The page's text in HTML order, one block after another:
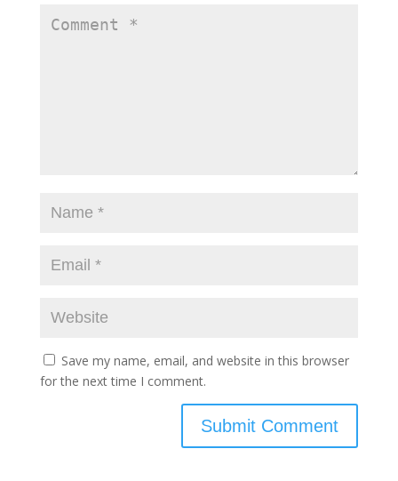
Save my name, email, and website in this browser
for the next time I comment.